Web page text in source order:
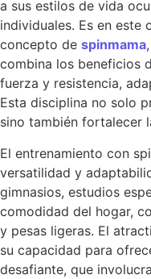
a sus estilos de vida
individuales. Es en este
concepto de spinmama
combina los beneficios
fuerza y resistencia,
Esta disciplina no solo
sino también fortalecer
El entrenamiento con
versatilidad y
gimnasios, estudios
comodidad del hogar,
y pesas ligeras. El
su capacidad para
desafiante, que